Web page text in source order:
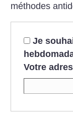
méthodes
Je
Votre